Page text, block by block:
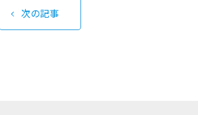
次の記事